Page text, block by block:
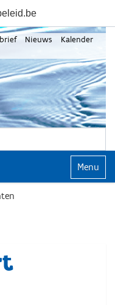
Nieuws
Kalender
Klap